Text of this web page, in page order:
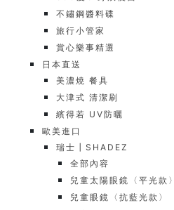
不鏽鋼醬料碟
旅行小管家
賞心樂事精選
日本直送
美濃燒 餐具
大津式 清潔刷
繽得若 UV防曬
歐美進口
瑞士┃SHADEZ
全部內容
兒童太陽眼鏡〈平光款〉
兒童眼鏡〈抗藍光款〉